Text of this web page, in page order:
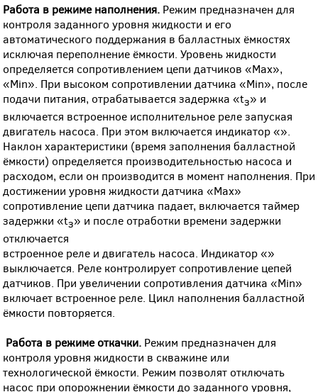
Работа в режиме наполнения. Режим предназначен для
контроля заданного уровня жидкости и его
автоматического поддержания в балластных ёмкостях
исключая переполнение ёмкости. Уровень жидкости
определяется сопротивлением цепи датчиков «Max»,
«Min». При высоком сопротивлении датчика «Мin», после
подачи питания, отрабатывается задержка «tз» и
включается встроенное исполнительное реле запуская
двигатель насоса. При этом включается индикатор «».
Наклон характеристики (время заполнения балластной
ёмкости) определяется производительностью насоса и
расходом, если он производится в момент наполнения. При
достижении уровня жидкости датчика «Мax»
сопротивление цепи датчика падает, включается таймер
задержки «tз» и после отработки времени задержки
отключается
встроенное реле и двигатель насоса. Индикатор «»
выключается. Реле контролирует сопротивление цепей
датчиков. При увеличении сопротивления датчика «Min»
включает встроенное реле. Цикл наполнения балластной
ёмкости повторяется.
Работа в режиме откачки. Режим предназначен для
контроля уровня жидкости в скважине или
технологической ёмкости. Режим позволят отключать
насос при опорожнении ёмкости до заданного уровня,